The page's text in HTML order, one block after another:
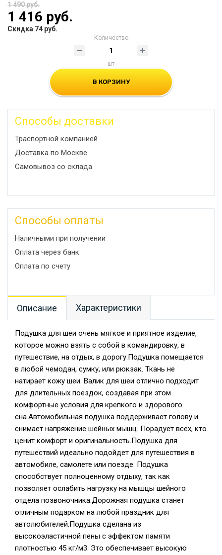
1 490 руб.
1 416 руб.
Скидка 74 руб.
Количество
шт
В КОРЗИНУ
Способы доставки
Траспортной компанией
Доставка по Москве
Самовывоз со склада
Способы оплаты
Наличными при получении
Оплата через банк
Оплата по счету
Описание Характеристики
Подушка для шеи очень мягкое и приятное изделие,
которое можно взять с собой в командировку, в
путешествие, на отдых, в дорогу.Подушка помещается
в любой чемодан, сумку, или рюкзак. Ткань не
натирает кожу шеи. Валик для шеи отлично подходит
для длительных поездок, создавая при этом
комфортные условия для крепкого и здорового
сна.Автомобильная подушка поддерживает голову и
снимает напряжение шейных мышц. Порадует всех, кто
ценит комфорт и оригинальность.Подушка для
путешествий идеально подойдет для путешествия в
автомобиле, самолете или поезде. Подушка
способствует полноценному отдыху, так как
позволяет ослабить нагрузку на мышцы шейного
отдела позвоночника.Дорожная подушка станет
отличным подарком на любой праздник для
автолюбителей.Подушка сделана из
высокоэластичной пены с эффектом памяти
плотностью 45 кг/м3. Это обеспечивает высокую